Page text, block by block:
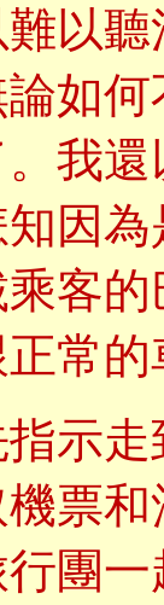
以
如
我
因
客
常
示
票
團